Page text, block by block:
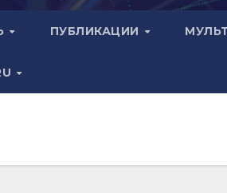
ПУБЛИКАЦИИ